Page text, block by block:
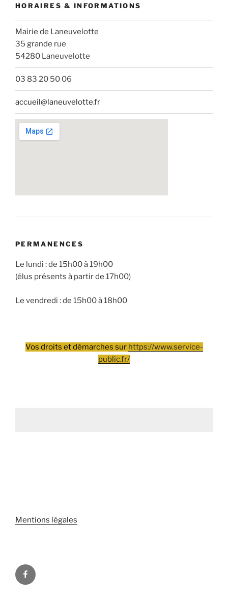
HORAIRES & INFORMATIONS
Mairie de Laneuvelotte
35 grande rue
54280 Laneuvelotte
03 83 20 50 06
accueil@laneuvelotte.fr
PERMANENCES
Le lundi : de 15h00 à 19h00
(élus présents à partir de 17h00)
Le vendredi : de 15h00 à 18h00
Vos droits et démarches sur https://www.service-
public.fr/
Mentions légales
Facebook